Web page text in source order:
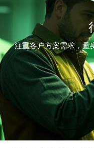
注重客户方案需求，量